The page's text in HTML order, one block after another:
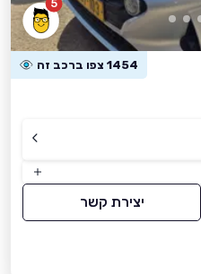
5
1454 צפו ברכב זה
יצירת קשר